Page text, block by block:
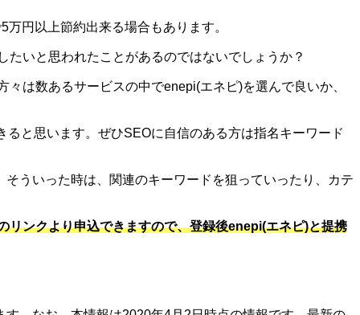
円以上節約出来る場合もあります。
いと思われたことがあるのではないでしょうか？
は数あるサービスの中でenepi(エネピ)を選んで良いか、
と思います。ぜひSEOに自信のある方は指名キーワード
ういった時は、関連のキーワードを狙っていったり、カテ
ンクより申込できますので、登録後enepi(エネピ)と提携